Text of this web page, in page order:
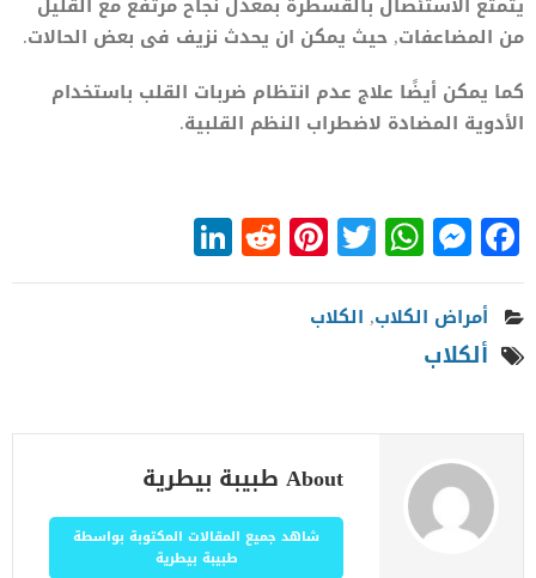
من المضاعفات, حيث يمكن ان يحدث نزيف فى بعض الحالات.
كما يمكن أيضًا علاج عدم انتظام ضربات القلب باستخدام
الأدوية المضادة لاضطراب النظم القلبية.
Facebook
Messenger
WhatsApp
Twitter
Pinterest
Reddit
أمراض الكلاب, الكلاب
ألكلاب
About طبيبة بيطرية
شاهد جميع المقالات المكتوبة بواسطة
طبيبة بيطرية